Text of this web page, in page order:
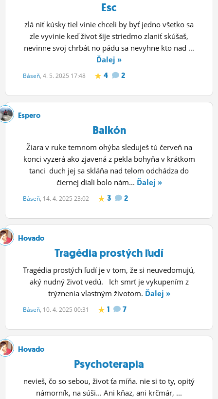
Esc
zlá niť kúsky tiel vinie chceli by byť jedno všetko sa
zle vyvinie keď život šije striedmo zlaniť skúšaš,
nevinne svoj chrbát no pádu sa nevyhne kto nad ...
Ďalej »
Báseň, 4. 5. 2025 17:48 4 2
Espero
Balkón
Žiara v ruke temnom ohýba sleduješ tú červeň na
konci vyzerá ako zjavená z pekla bohyňa v krátkom
tanci duch jej sa skláňa nad telom odchádza do
čiernej diali bolo nám... Ďalej »
Báseň, 14. 4. 2025 23:02 3 2
Hovado
Tragédia prostých ľudí
Tragédia prostých ľudí je v tom, že si neuvedomujú,
aký nudný život vedú. Ich smrť je vykupením z
trýznenia vlastným životom. Ďalej »
Báseň, 10. 4. 2025 00:31 1 7
Hovado
Psychoterapia
nevieš, čo so sebou, život ťa míňa. nie si to ty, opitý
námorník, na súši... Ani kňaz, ani krčmár, ...